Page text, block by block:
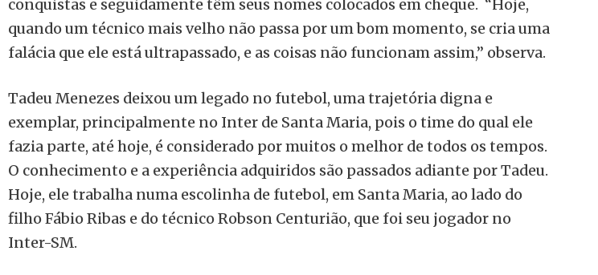
conquistas e seguidamente têm seus nomes colocados em cheque. “Hoje,
quando um técnico mais velho não passa por um bom momento, se cria uma
falácia que ele está ultrapassado, e as coisas não funcionam assim,” observa.
Tadeu Menezes deixou um legado no futebol, uma trajetória digna e
exemplar, principalmente no Inter de Santa Maria, pois o time do qual ele
fazia parte, até hoje, é considerado por muitos o melhor de todos os tempos.
O conhecimento e a experiência adquiridos são passados adiante por Tadeu.
Hoje, ele trabalha numa escolinha de futebol, em Santa Maria, ao lado do
filho Fábio Ribas e do técnico Robson Centurião, que foi seu jogador no
Inter-SM.